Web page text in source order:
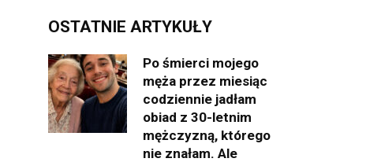
OSTATNIE ARTYKUŁY
Po śmierci mojego
męża przez miesiąc
codziennie jadłam
obiad z 30-letnim
mężczyzną, którego
nie znałam. Ale